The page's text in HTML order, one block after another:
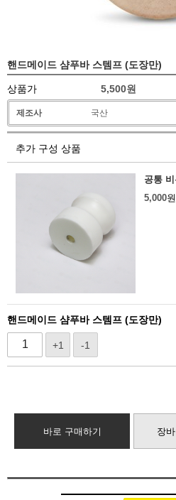
핸드메이드 샴푸바 스템프 (도장만)
상품가 5,500원
제조사 국산
추가 구성 상품
공통
5,000원
핸드메이드 샴푸바 스템프 (도장만)
+1 -1
바로 구매하기 장